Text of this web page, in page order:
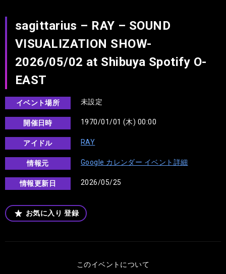
sagittarius – RAY – SOUND
VISUALIZATION SHOW-
2026/05/02 at Shibuya Spotify O-
EAST
イベント場所 未設定
開催日時 1970/01/01 (木) 00:00
アイドル RAY
情報元 Google カレンダー イベント詳細
情報更新日 2026/05/25
お気に入り 登録
このイベントについて